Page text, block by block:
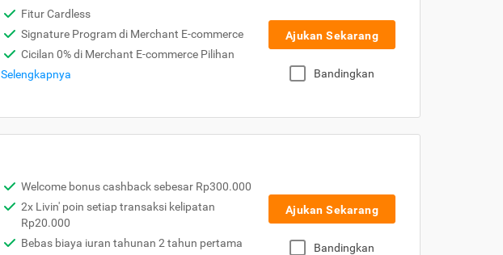
Fitur Cardless
Signature Program di Merchant E-commerce
Cicilan 0% di Merchant E-commerce Pilihan
Selengkapnya
Ajukan Sekarang
Bandingkan
Welcome bonus cashback sebesar Rp300.000
2x Livin' poin setiap transaksi kelipatan
Rp20.000
Bebas biaya iuran tahunan 2 tahun pertama
Ajukan Sekarang
Bandingkan